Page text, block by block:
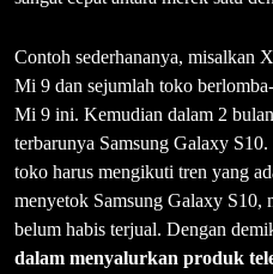
Contoh sederhananya, misalkan
Mi 9 dan sejumlah toko
Mi 9 ini. Kemudian dalam 2
terbarunya Samsung Galaxy
toko harus mengikuti tren yang
menyetok Samsung Galaxy
belum habis terjual. Dengan
dalam menyalurkan produk